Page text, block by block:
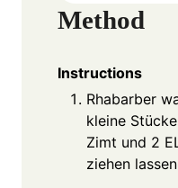
Method
Instructions
Rhabarber
kleine
Zimt und 2
ziehen